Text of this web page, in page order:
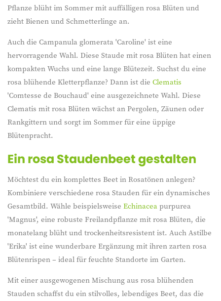
Pflanze blüht im Sommer mit auffälligen rosa Blüten und
zieht Bienen und Schmetterlinge an.
Auch die Campanula glomerata 'Caroline' ist eine
hervorragende Wahl. Diese Staude mit rosa Blüten hat einen
kompakten Wuchs und eine lange Blütezeit. Suchst du eine
rosa blühende Kletterpflanze? Dann ist die Clematis
'Comtesse de Bouchaud' eine ausgezeichnete Wahl. Diese
Clematis mit rosa Blüten wächst an Pergolen, Zäunen oder
Rankgittern und sorgt im Sommer für eine üppige
Blütenpracht.
Ein rosa Staudenbeet gestalten
Möchtest du ein komplettes Beet in Rosatönen anlegen?
Kombiniere verschiedene rosa Stauden für ein dynamisches
Gesamtbild. Wähle beispielsweise Echinaceapurpurea
'Magnus', eine robuste Freilandpflanze mit rosa Blüten, die
monatelang blüht und trockenheitsresistent ist. Auch Astilbe
'Erika' ist eine wunderbare Ergänzung mit ihren zarten rosa
Blütenrispen – ideal für feuchte Standorte im Garten.
Mit einer ausgewogenen Mischung aus rosa blühenden
Stauden schaffst du ein stilvolles, lebendiges Beet, das die